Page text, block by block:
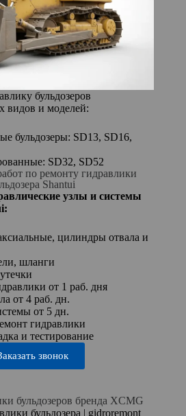
бульдозеров
видов и моделей:
бульдозеры: SD13, SD16,
SD32, SD52
по ремонту гидравлики
Shantui
узлы и системы
цилиндры отвала и
шланги
от 1 раб. дня
от 4 раб. дн.
от 5 дн.
гидравлики
и тестирование
звонок
бульдозеров бренда XCMG